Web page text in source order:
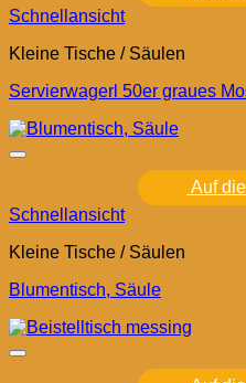
Schnellansicht
Kleine Tische / Säulen
Servierwagerl 50er graues
Auf
Schnellansicht
Kleine Tische / Säulen
Blumentisch, Säule